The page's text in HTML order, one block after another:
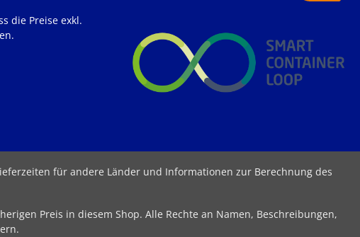
die Preise exkl.
für andere Länder und Informationen zur Berechnung des
Preis in diesem Shop. Alle Rechte an Namen, Beschreibungen,